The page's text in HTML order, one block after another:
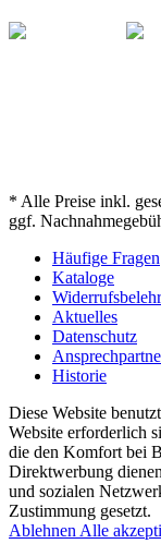
* Alle Preise inkl.
ggf.
Häufige Fragen
Kataloge
Aktuelles
Datenschutz
Historie
Diese Website
Website erforderlich
die den Komfort bei
Direktwerbung
und sozialen
Zustimmung gesetzt.
Ablehnen Alle